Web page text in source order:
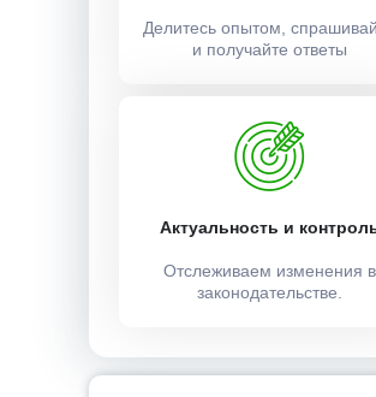
Делитесь опытом,
и получайте ответы
Актуальность и
Отслеживаем изменения в
законодательстве.